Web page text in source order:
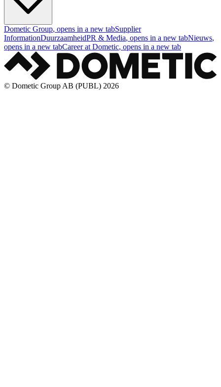
Dometic Group, opens in a new tabSupplier
InformationDuurzaamheidPR & Media, opens in a new tabNieuws,
opens in a new tabCareer at Dometic, opens in a new tab
© Dometic Group AB (PUBL) 2026